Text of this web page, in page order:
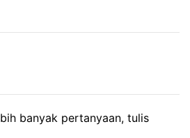
banyak pertanyaan, tulis